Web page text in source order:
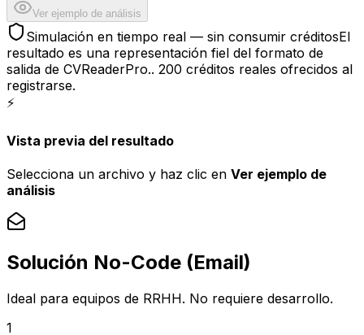
Ver ejemplo de análisis
Simulación en tiempo real — sin consumir créditosEl
resultado es una representación fiel del formato de
salida de CVReaderPro.. 200 créditos reales ofrecidos al
registrarse.
⚡
Vista previa del resultado
Selecciona un archivo y haz clic en Ver ejemplo de
análisis
Solución No-Code (Email)
Ideal para equipos de RRHH. No requiere desarrollo.
1